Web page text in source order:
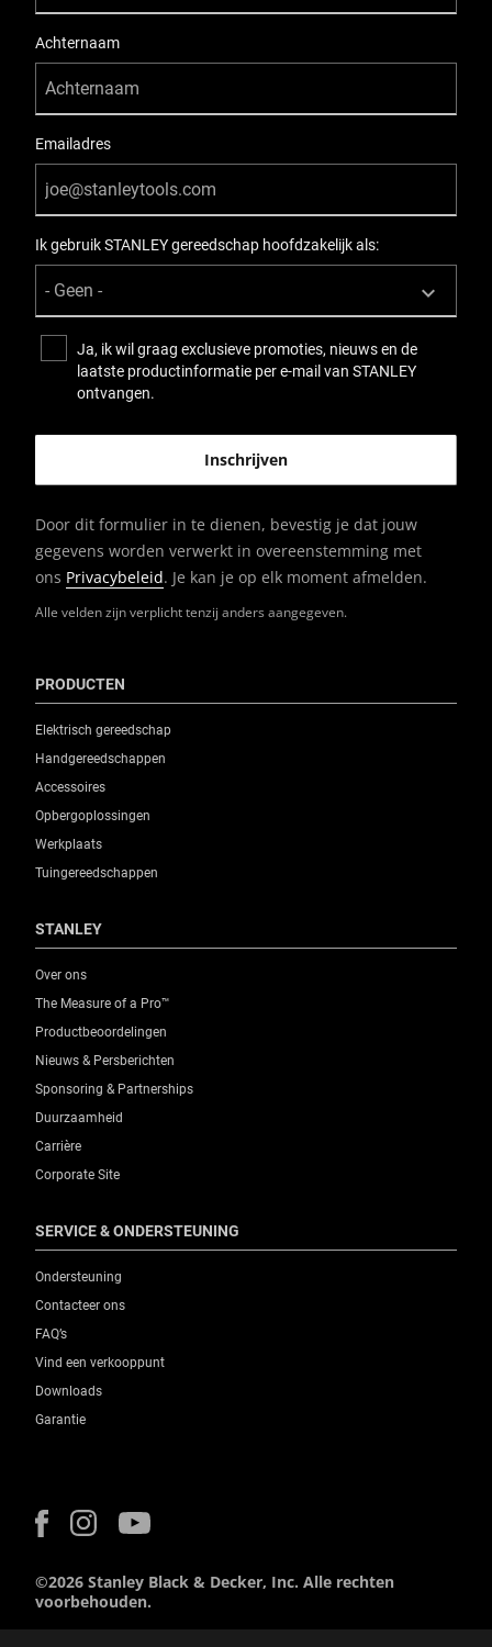
Alle velden zijn verplicht tenzij anders aangegeven.
Achternaam
Emailadres
Ik gebruik STANLEY gereedschap hoofdzakelijk als:
Ja, ik wil graag exclusieve promoties, nieuws en de
laatste productinformatie per e-mail van STANLEY
ontvangen.
Door dit formulier in te dienen, bevestig je dat jouw
gegevens worden verwerkt in overeenstemming met
ons Privacybeleid. Je kan je op elk moment afmelden.
PRODUCTEN
Elektrisch gereedschap
Handgereedschappen
Accessoires
Opbergoplossingen
Werkplaats
Tuingereedschappen
STANLEY
Over ons
The Measure of a Pro™
Productbeoordelingen
Nieuws & Persberichten
Sponsoring & Partnerships
Duurzaamheid
Carrière
Corporate Site
SERVICE & ONDERSTEUNING
Ondersteuning
Contacteer ons
FAQ’s
Vind een verkooppunt
Downloads
Garantie
©2026 Stanley Black & Decker, Inc. Alle rechten
voorbehouden.